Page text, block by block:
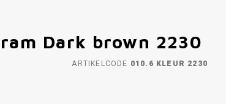
Dark brown 2230
ARTIKELCODE 010.6 KLEUR 2230